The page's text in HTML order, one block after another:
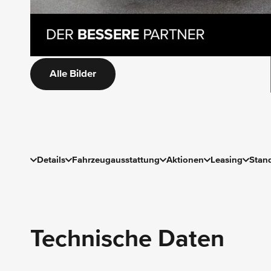
Alle Bilder
Details Fahrzeugausstattung Aktionen Leasing
Technische Daten